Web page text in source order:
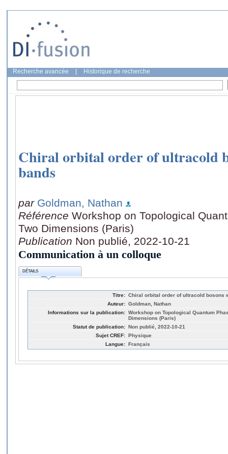
Recherche avancée Historique de recherche
Chiral orbital order of ultracold
bands
par Goldman, Nathan
Référence Workshop on Topological
Two Dimensions (Paris)
Publication Non publié, 2022-10-21
Communication à un colloque
DÉTAILS
Titre: Chiral orbital order of ultracold bosons
Auteur: Goldman, Nathan
Informations sur la publication: Workshop on Topological Quantum
Dimensions (Paris)
Statut de publication: Non publié, 2022-10-21
Sujet CREF: Physique
Langue: Français